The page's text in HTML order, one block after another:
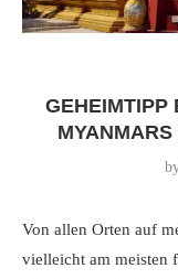
GEHEIMTIPP
Von allen Orten auf
vielleicht am meisten